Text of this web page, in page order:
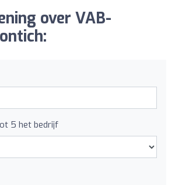
over VAB-
5 het bedrijf